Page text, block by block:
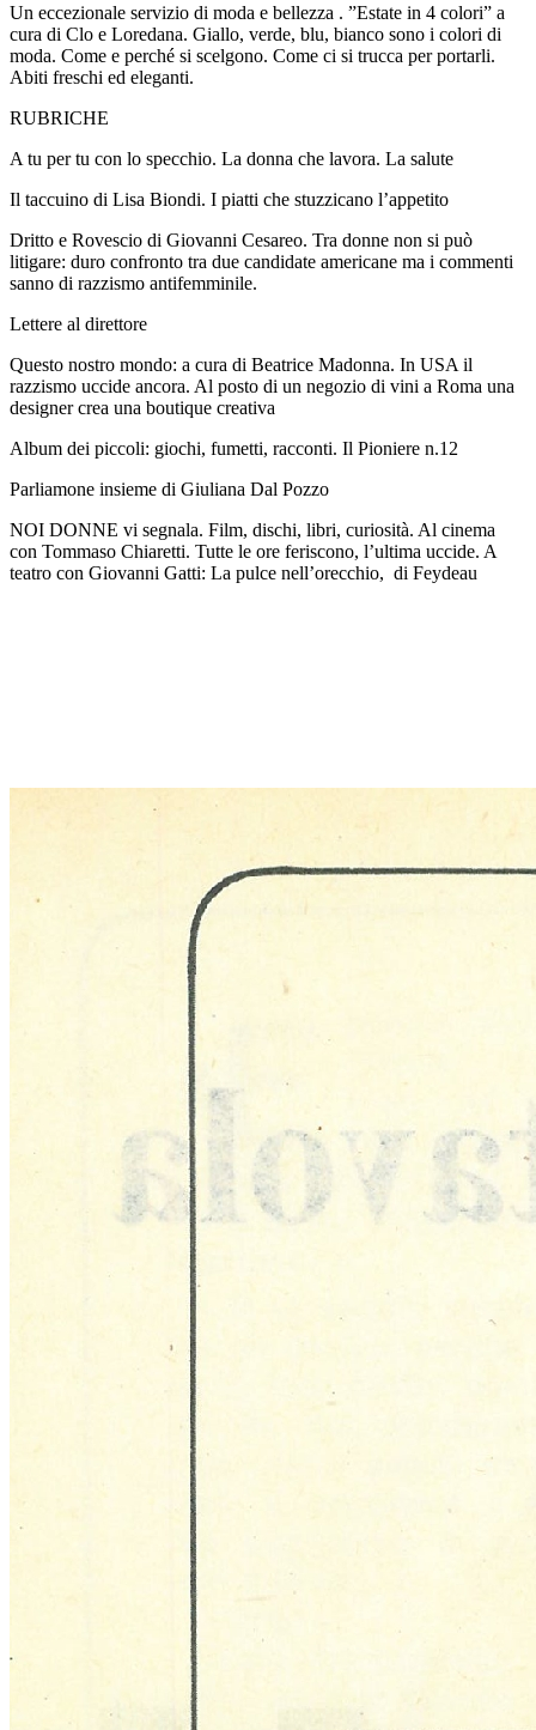
Un eccezionale servizio di moda e bellezza . ”Estate in 4 colori” a
cura di Clo e Loredana. Giallo, verde, blu, bianco sono i colori di
moda. Come e perché si scelgono. Come ci si trucca per portarli.
Abiti freschi ed eleganti.
RUBRICHE
A tu per tu con lo specchio. La donna che lavora. La salute
Il taccuino di Lisa Biondi. I piatti che stuzzicano l’appetito
Dritto e Rovescio di Giovanni Cesareo. Tra donne non si può
litigare: duro confronto tra due candidate americane ma i commenti
sanno di razzismo antifemminile.
Lettere al direttore
Questo nostro mondo: a cura di Beatrice Madonna. In USA il
razzismo uccide ancora. Al posto di un negozio di vini a Roma una
designer crea una boutique creativa
Album dei piccoli: giochi, fumetti, racconti. Il Pioniere n.12
Parliamone insieme di Giuliana Dal Pozzo
NOI DONNE vi segnala. Film, dischi, libri, curiosità. Al cinema
con Tommaso Chiaretti. Tutte le ore feriscono, l’ultima uccide. A
teatro con Giovanni Gatti: La pulce nell’orecchio, di Feydeau